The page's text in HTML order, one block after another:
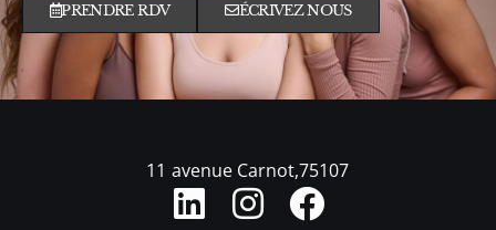
PRENDRE RDV ÉCRIVEZ NOUS
11 avenue Carnot,75107